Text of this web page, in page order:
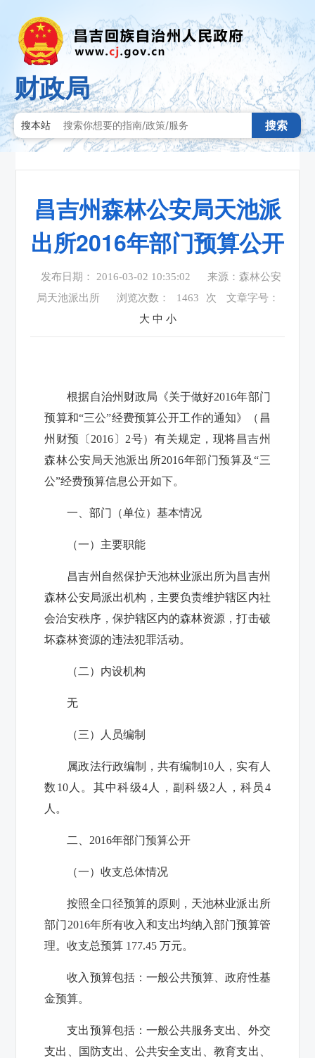
财政局
搜本站 搜索
昌吉州森林公安局天池派
出所2016年部门预算公开
发布日期： 2016-03-02 10:35:02
来源：森林公安
局天池派出所
浏览次数： 1463 次
文章字号：
大 中 小
根据自治州财政局《关于做好2016年部门
预算和“三公”经费预算公开工作的通知》（昌
州财预〔2016〕2号）有关规定，现将昌吉州
森林公安局天池派出所2016年部门预算及“三
公”经费预算信息公开如下。
一、部门（单位）基本情况
（一）主要职能
昌吉州自然保护天池林业派出所为昌吉州
森林公安局派出机构，主要负责维护辖区内社
会治安秩序，保护辖区内的森林资源，打击破
坏森林资源的违法犯罪活动。
（二）内设机构
无
（三）人员编制
属政法行政编制，共有编制10人，实有人
数10人。其中科级4人，副科级2人，科员4
人。
二、2016年部门预算公开
（一）收支总体情况
按照全口径预算的原则， 天池林业派出所
部门2016年所有收入和支出均纳入部门预算管
理。收支总预算 177.45 万元。
收入预算包括：一般公共预算、政府性基
金预算。
支出预算包括：一般公共服务支出、外交
支出、国防支出、公共安全支出、教育支出、